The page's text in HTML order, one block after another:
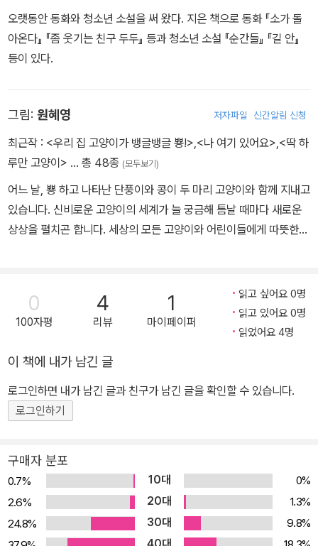
오랫동안 동화와 청소년 소설을 써 왔다. 지은 책으로 동화 『소가 돌
아온다』 『좀 웃기는 친구 두두』 등과 청소년 소설 『순간들』 『길 안』
등이 있다.
그림: 원혜영 저자파일 신간알림 신청
최근작 : <우리 집 고양이가 뱅글뱅글 뿅!>,<나 여기 있어요>,<딱 하
루만 고양이> … 총 48종 (모두보기)
어느 날, 뿅 하고 나타난 단풍이와 콩이 두 마리 고양이와 함께 지내고
있습니다. 신비로운 고양이의 세계가 늘 궁금해 틈날 때마다 새로운
상상을 펼치곤 합니다. 세상의 모든 고양이와 어린이들에게 따뜻한
0
100자평
4
리뷰
1
마이페이퍼
읽고 싶어요 0명
읽고 있어요 0명
읽었어요 4명
이 책에 내가 남긴 글
로그인하면 내가 남긴 글과 친구가 남긴 글을 확인할 수 있습니다.
로그인하기
구매자 분포
0.7% 10대
0%
2.6%
20대
1.3%
24.8%
30대
9.8%